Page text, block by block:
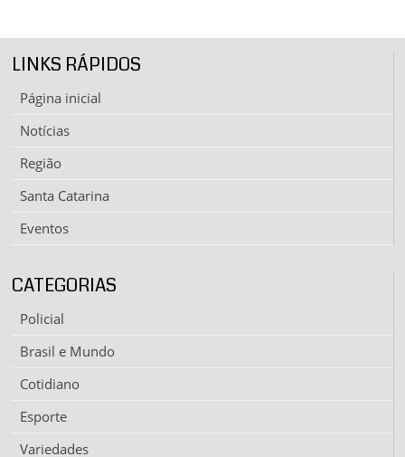
LINKS RÁPIDOS
Página inicial
Notícias
Região
Santa Catarina
Eventos
CATEGORIAS
Policial
Brasil e Mundo
Cotidiano
Esporte
Variedades